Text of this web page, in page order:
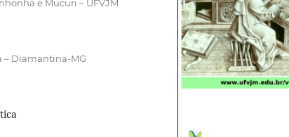
e Mucuri – UFVJM
– Diamantina-MG